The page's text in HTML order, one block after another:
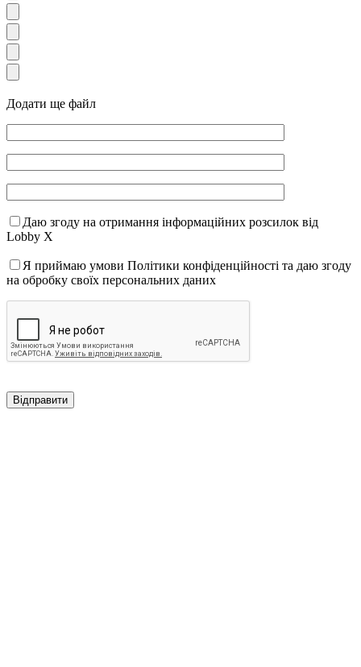
Додати ще файл
Даю згоду на отримання інформаційних розсилок від
Lobby X
Я приймаю умови Політики конфіденційності та даю згоду
на обробку своїх персональних даних